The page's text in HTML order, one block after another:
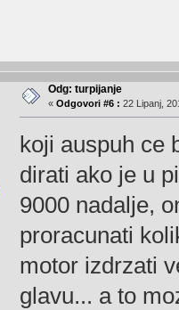
Odg: turpijanje
« Odgovori #6 : 22 Lipanj,
koji auspuh ce
dirati ako je u
9000 nadalje,
proracunati
motor izdrzati
glavu... a to